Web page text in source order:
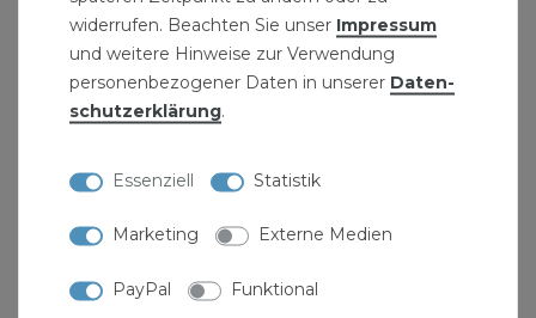
widerrufen. Beachten Sie unser Impressum
und weitere Hinweise zur Verwendung
personenbezogener Daten in unserer Daten­
schutz­erklärung.
Essenziell Statistik
Marketing Externe Medien
PayPal Funktional